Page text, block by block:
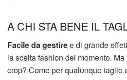
A CHI STA BENE IL
Facile da gestiree di grande
la scelta fashion del momento.
crop? Come per qualunque taglio